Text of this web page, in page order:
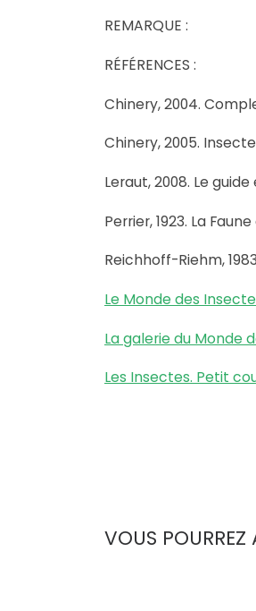
REMARQUE :
RÉFÉRENCES :
Chinery, 2004.
Chinery, 2005.
Leraut, 2008. Le
Perrier, 1923. La
Reichhoff-Riehm,
Le Monde des
La galerie du Monde
Les Insectes. Petit
VOUS POURREZ